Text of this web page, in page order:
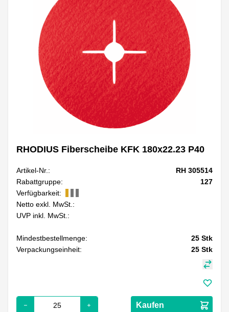
RHODIUS Fiberscheibe KFK 180x22.23 P40
Artikel-Nr.:
RH 305514
Rabattgruppe:
127
Verfügbarkeit:
Netto exkl. MwSt.:
UVP inkl. MwSt.:
Mindestbestellmenge: 25 Stk
Verpackungseinheit:
25 Stk
Kaufen